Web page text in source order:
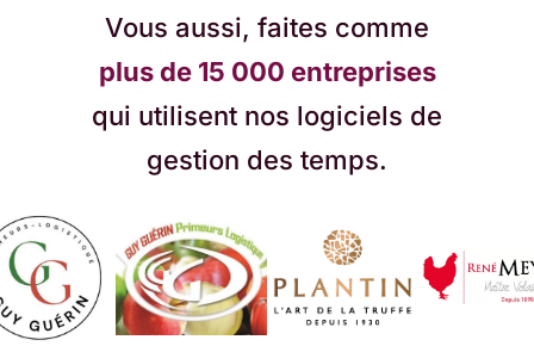
Vous aussi, faites comme
plus de 15 000 entreprises
qui utilisent nos logiciels de
gestion des temps.